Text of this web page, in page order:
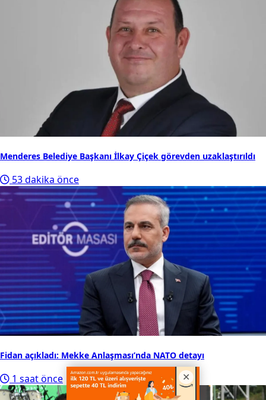
Menderes Belediye Başkanı İlkay Çiçek görevden uzaklaştırıldı
53 dakika önce
Fidan açıkladı: Mekke Anlaşması’nda NATO detayı
1 saat önce